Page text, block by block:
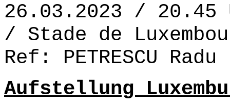
26.03.2023 / 20.45
/ Stade de
Ref: PETRESCU
Aufstellung